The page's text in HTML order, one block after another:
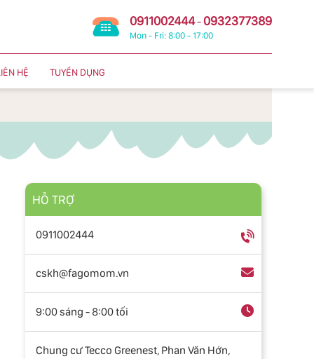
0911002444-0932377389
Mon - Fri: 8:00 - 17:00
HỆ TUYỂN DỤNG
HỖ TRỢ
0911002444
cskh@fagomom.vn
9:00 sáng - 8:00 tối
Chung cư Tecco Greenest, Phan Văn Hớn,